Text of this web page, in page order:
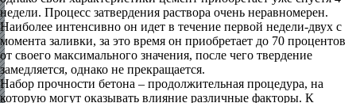
недели. Процесс затвердения раствора очень неравномерен.
Наиболее интенсивно он идет в течение первой недели-двух с
момента заливки, за это время он приобретает до 70 процентов
от своего максимального значения, после чего твердение
замедляется, однако не прекращается.
Набор прочности бетона – продолжительная процедура, на
которую могут оказывать влияние различные факторы. К